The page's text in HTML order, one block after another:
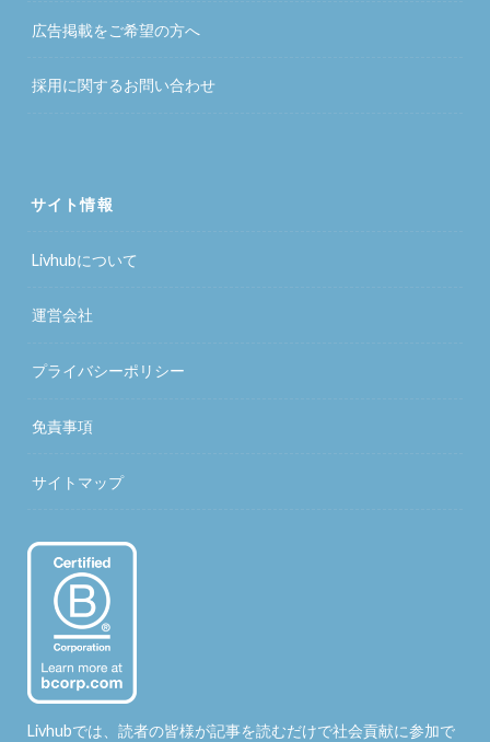
広告掲載をご希望の方へ
採用に関するお問い合わせ
サイト情報
Livhubについて
運営会社
プライバシーポリシー
免責事項
サイトマップ
Livhubでは、読者の皆様が記事を読むだけで社会貢献に参加で